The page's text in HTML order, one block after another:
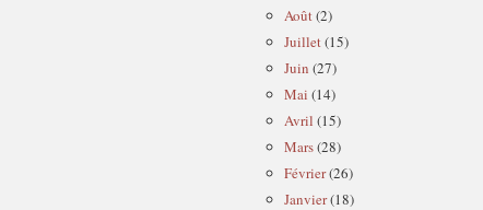
Août(2)
Juillet(15)
Juin (27)
Mai (14)
Avril (15)
Mars(28)
Février(26)
Janvier(18)